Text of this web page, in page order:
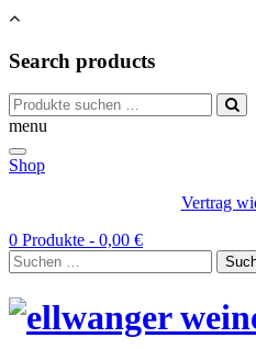
Search products
Suchen
nach:
menu
Shop
Vertrag
0 Produkte - 0,00 €
Suchen
nach: